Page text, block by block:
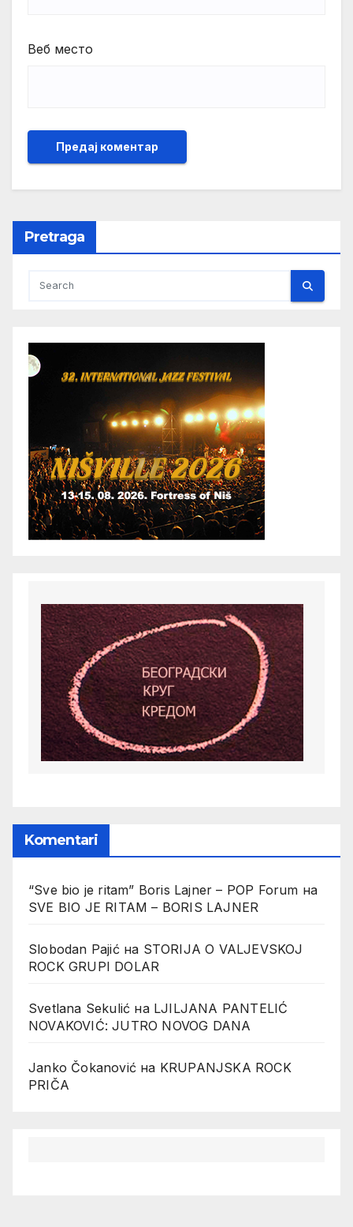
Веб место
Pretraga
Komentari
“Sve bio je ritam” Boris Lajner – POP Forum на
SVE BIO JE RITAM – BORIS LAJNER
Slobodan Pajićна STORIJA O VALJEVSKOJ
ROCK GRUPI DOLAR
Svetlana Sekulić на LJILJANA PANTELIĆ
NOVAKOVIĆ: JUTRO NOVOG DANA
Janko Čokanović на KRUPANJSKA ROCK
PRIČA